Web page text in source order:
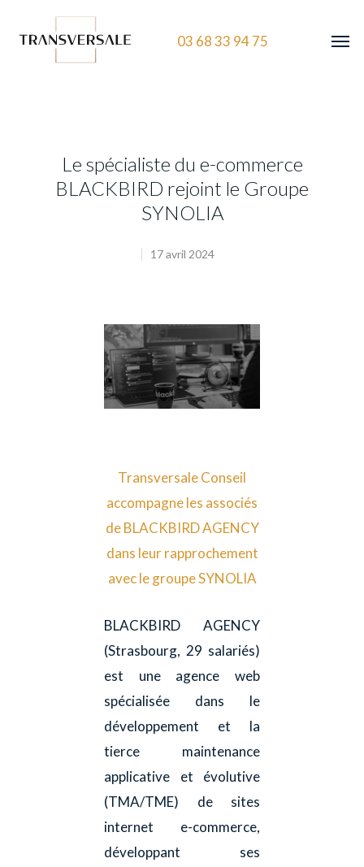
03 68 33 94 75
Le spécialiste du e-commerce
BLACKBIRD rejoint le Groupe
SYNOLIA
17 avril 2024
Transversale Conseil
accompagne les associés
de BLACKBIRD AGENCY
dans leur rapprochement
avec le groupe SYNOLIA
BLACKBIRD AGENCY
(Strasbourg, 29 salariés)
est une agence web
spécialisée dans le
développement et la
tierce maintenance
applicative et évolutive
(TMA/TME) de sites
internet e-commerce,
développant ses